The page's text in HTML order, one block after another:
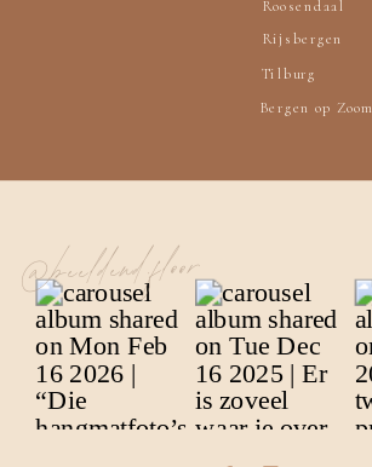
@beeldend.floor
Roosendaal
Rijsbergen
Bergen op Zoom
Tilburg